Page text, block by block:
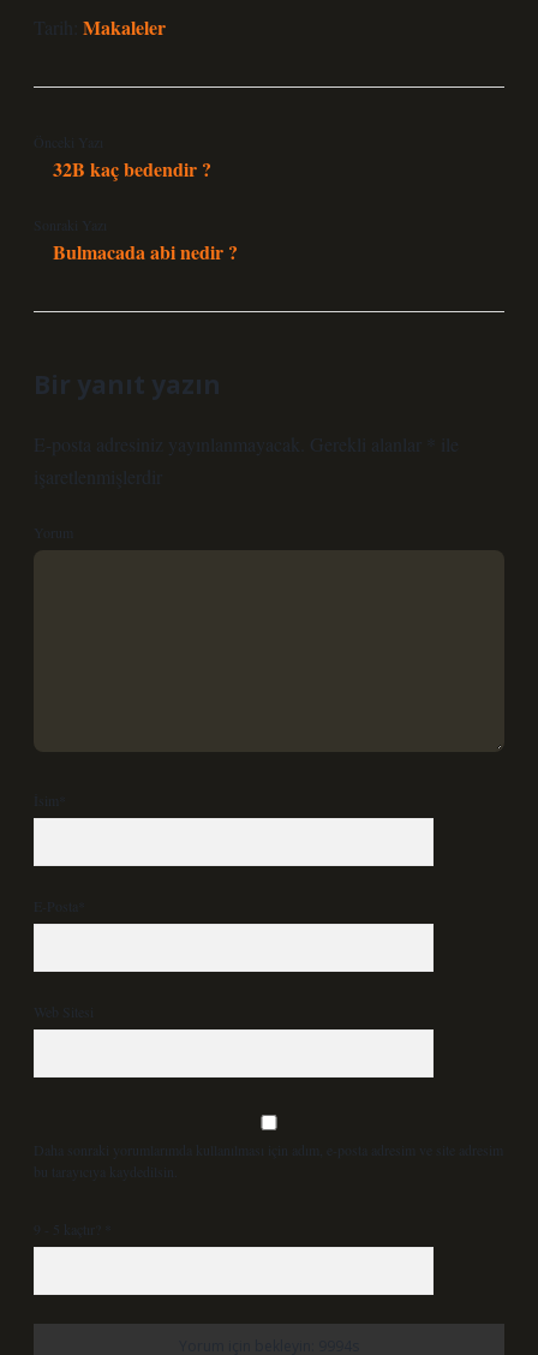
Tarih: Makaleler
Önceki Yazı
32B kaç bedendir ?
Sonraki Yazı
Bulmacada abi nedir ?
Bir yanıt yazın
E-posta adresiniz yayınlanmayacak. Gerekli alanlar
ile
işaretlenmişlerdir
Yorum
İsim*
E-Posta*
Web Sitesi
Daha sonraki yorumlarımda kullanılması için adım, e-posta adresim ve site adresim
bu tarayıcıya kaydedilsin.
9 - 5 kaçtır?